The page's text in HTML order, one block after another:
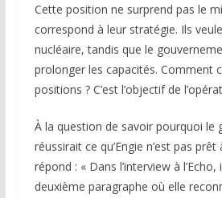
Cette position ne surprend pas le
correspond à leur stratégie. Ils
nucléaire, tandis que le
prolonger les capacités. Comment
positions ? C’est l’objectif de
À la question de savoir pourquoi le
réussirait ce qu’Engie n’est pas
répond : « Dans l’interview à l’Echo,
deuxième paragraphe où elle